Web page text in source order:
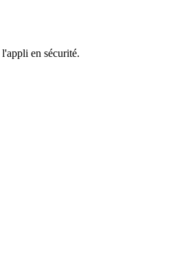
en sécurité.